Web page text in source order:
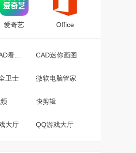
爱奇艺 Office
CAD迷你画图
卫士 微软电脑管家
快剪辑
大厅 QQ游戏大厅